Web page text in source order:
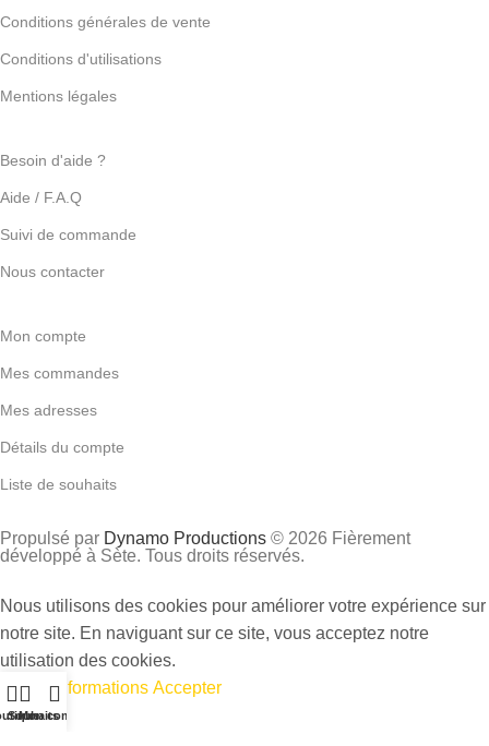
Conditions générales de vente
Conditions d'utilisations
Mentions légales
Besoin d'aide ?
Aide / F.A.Q
Suivi de commande
Nous contacter
Mon compte
Mes commandes
Mes adresses
Détails du compte
Liste de souhaits
Propulsé par Dynamo Productions © 2026 Fièrement
développé à Sète. Tous droits réservés.
Nous utilisons des cookies pour améliorer votre expérience sur
notre site. En naviguant sur ce site, vous acceptez notre
utilisation des cookies.
Plus d’informations Accepter
Souhaits
Mon compte